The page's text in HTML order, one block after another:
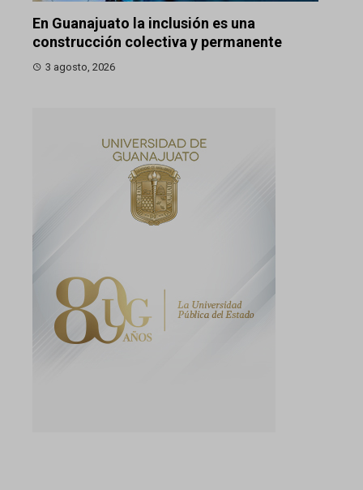
En Guanajuato la inclusión es una
construcción colectiva y permanente
3 agosto, 2026